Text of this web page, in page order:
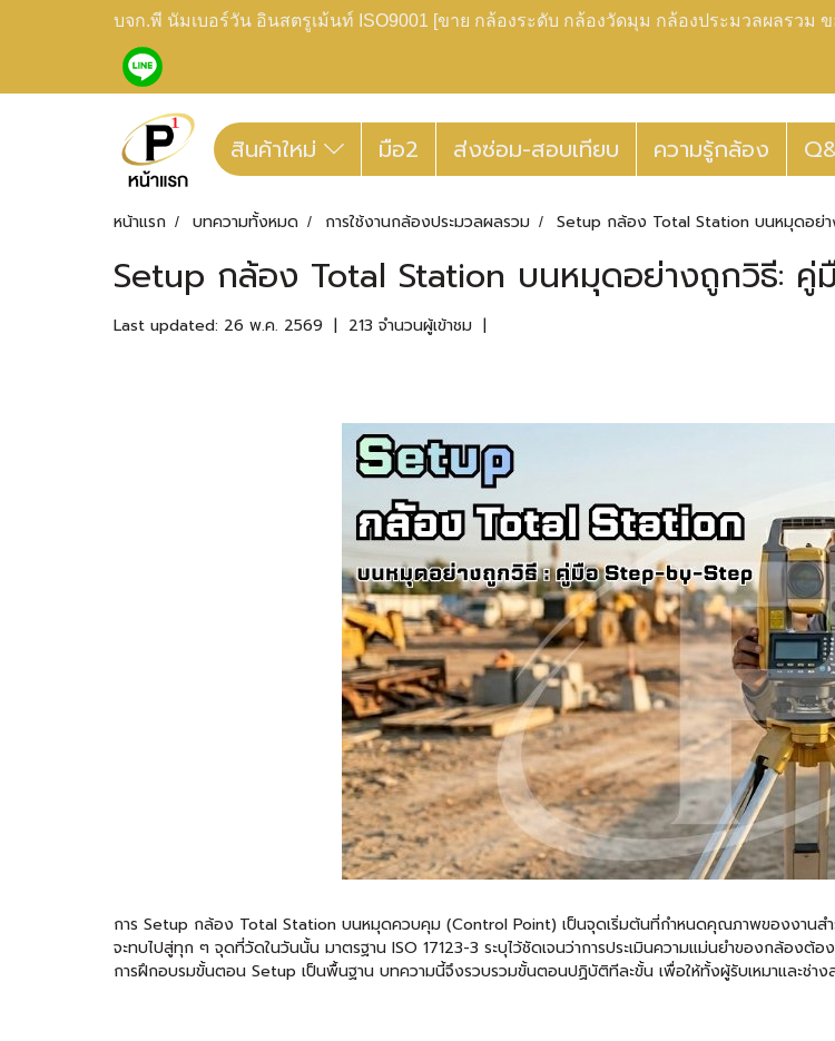
บจก.พี นัมเบอร์วัน อินสตรูเม้นท์ ISO9001 [ขาย กล้องระดับ กล้องวัดมุม กล้องประมวลผลรวม
สินค้าใหม่ มือ2 ส่งซ่อม-สอบเทียบ ความรู้กล้อง
หน้าแรก บทความทั้งหมด การใช้งานกล้องประมวลผลรวม Setup กล้อง Total Station บนหมุดอย่
Setup กล้อง Total Station บนหมุดอย่างถูกวิธี: คู่
Last updated: 26 พ.ค. 2569 | 213 จำนวนผู้เข้าชม |
การ Setup กล้อง Total Station บนหมุดควบคุม (Control Point) เป็นจุดเริ่มต้นที่กำหนดคุณภาพของงานส
จะทบไปสู่ทุก ๆ จุดที่วัดในวันนั้น มาตรฐาน ISO 17123-3 ระบุไว้ชัดเจนว่าการประเมินความแม่นยำของกล้อ
การฝึกอบรมขั้นตอน Setup เป็นพื้นฐาน บทความนี้จึงรวบรวมขั้นตอนปฏิบัติทีละขั้น เพื่อให้ทั้งผู้รับเหมาและช่าง